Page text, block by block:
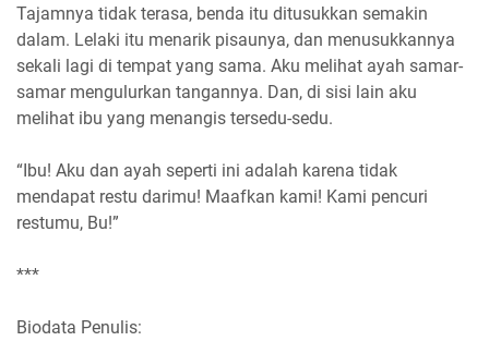
Tajamnya tidak terasa, benda itu ditusukkan semakin
dalam. Lelaki itu menarik pisaunya, dan menusukkannya
sekali lagi di tempat yang sama. Aku melihat ayah samar-
samar mengulurkan tangannya. Dan, di sisi lain aku
melihat ibu yang menangis tersedu-sedu.
“Ibu! Aku dan ayah seperti ini adalah karena tidak
mendapat restu darimu! Maafkan kami! Kami pencuri
restumu, Bu!”
***
Biodata Penulis: